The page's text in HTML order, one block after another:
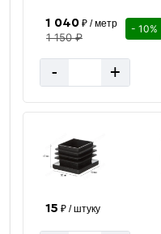
1 040₽ / метр
1 150 ₽
- 10%
- +
15 ₽ / штуку